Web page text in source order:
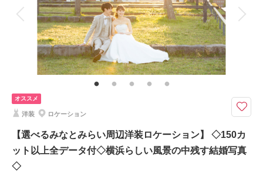
相談予約する
来店・オンライン
撮影日の空き
を確認する
衣装追加 会食 挙式
家族と撮影 家族用衣装レンタル ペットと撮影
その他含むもの
ライブレタッチ (美肌・体型補正) / 新婦ヘアメイク (洋髪) / 着付け/白無垢or
色打掛 (スタンダード)/黒紋付(スタンダード)/衣装小物・髪飾り(和装)/ ヘア
メイクアテンド / 台紙付き写真1冊
【みんなが選ぶ和装ロケーションスポット】美しく永遠に色あせない、日本
の大切な伝統美を
横浜市内にありながら、日本庭園の美しい三渓園。
園内には三重塔や鶴翔閣等の歴史的建造物が数多く様々なバリエーションで
撮影可能です！
オススメ
洋装 ロケーション
【選べるみなとみらい周辺洋装ロケーション】 ◇150カ
ット以上全データ付◇横浜らしい風景の中残す結婚写真
◇